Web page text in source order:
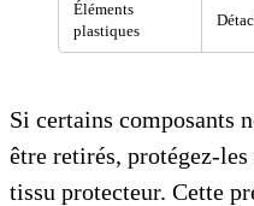
Éléments
plastiques
Si certains composants
être retirés, protégez-les
tissu protecteur. Cette